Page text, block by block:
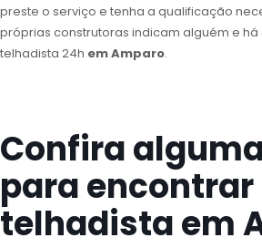
preste o serviço e tenha a qualificação
próprias construtoras indicam alguém e
telhadista 24h em Amparo.
Confira
para
telhadista em